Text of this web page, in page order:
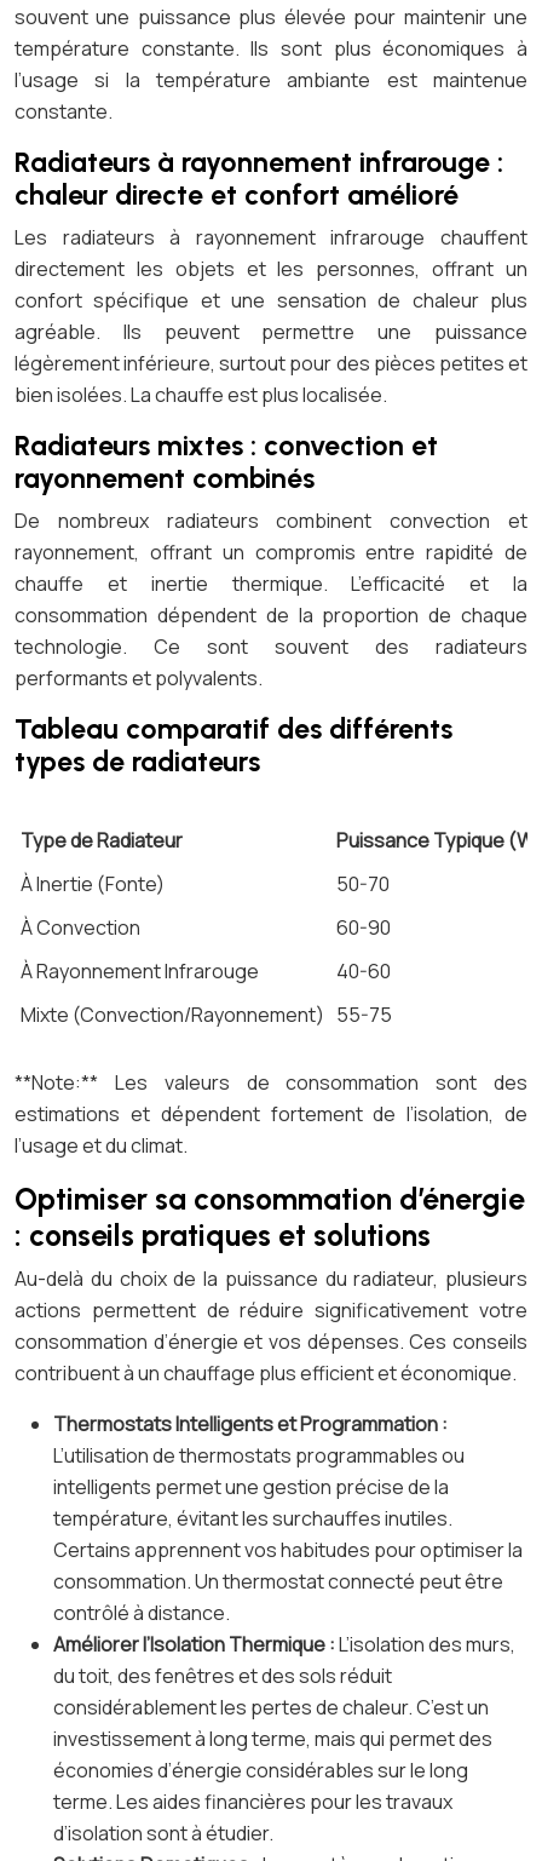
souvent une puissance plus élevée pour maintenir une
température constante. Ils sont plus économiques à
l’usage si la température ambiante est maintenue
constante.
Radiateurs à rayonnement infrarouge :
chaleur directe et confort amélioré
Les radiateurs à rayonnement infrarouge chauffent
directement les objets et les personnes, offrant un
confort spécifique et une sensation de chaleur plus
agréable. Ils peuvent permettre une puissance
légèrement inférieure, surtout pour des pièces petites et
bien isolées. La chauffe est plus localisée.
Radiateurs mixtes : convection et
rayonnement combinés
De nombreux radiateurs combinent convection et
rayonnement, offrant un compromis entre rapidité de
chauffe et inertie thermique. L’efficacité et la
consommation dépendent de la proportion de chaque
technologie. Ce sont souvent des radiateurs
performants et polyvalents.
Tableau comparatif des différents
types de radiateurs
Type de Radiateur
Puissance Typique
À Inertie (Fonte)
50-70
À Convection
60-90
À Rayonnement Infrarouge
40-60
Mixte (Convection/Rayonnement) 55-75
**Note:** Les valeurs de consommation sont des
estimations et dépendent fortement de l’isolation, de
l’usage et du climat.
Optimiser sa consommation d’énergie
: conseils pratiques et solutions
Au-delà du choix de la puissance du radiateur, plusieurs
actions permettent de réduire significativement votre
consommation d’énergie et vos dépenses. Ces conseils
contribuent à un chauffage plus efficient et économique.
Thermostats Intelligents et Programmation :
L’utilisation de thermostats programmables ou
intelligents permet une gestion précise de la
température, évitant les surchauffes inutiles.
Certains apprennent vos habitudes pour optimiser la
consommation. Un thermostat connecté peut être
contrôlé à distance.
Améliorer l’Isolation Thermique :L’isolation des murs,
du toit, des fenêtres et des sols réduit
considérablement les pertes de chaleur. C’est un
investissement à long terme, mais qui permet des
économies d’énergie considérables sur le long
terme. Les aides financières pour les travaux
d’isolation sont à étudier.